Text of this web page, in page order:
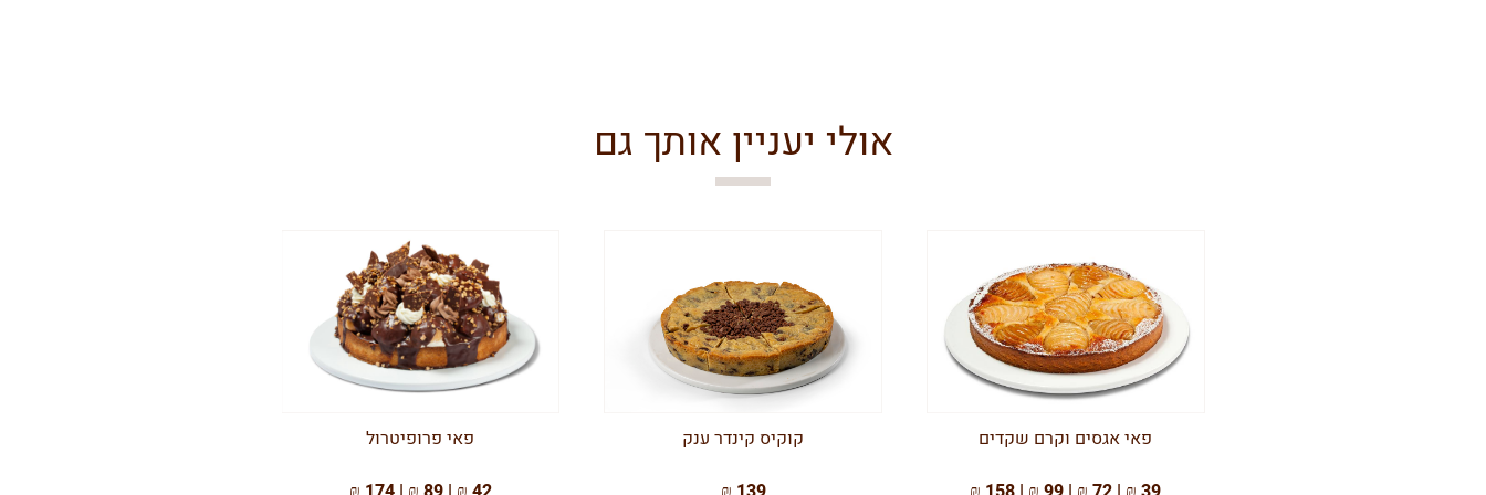
אולי יעניין אותך גם
פאי אגסים וקרם שקדים
קוקיס קינדר ענק
פאי פרופיטרול